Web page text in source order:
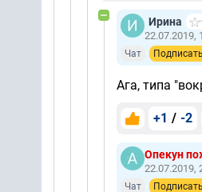
Ирина
22.07.2019,
Чат
Ага, типа
+1 / -2
Опекун
22.07.2019,
Чат